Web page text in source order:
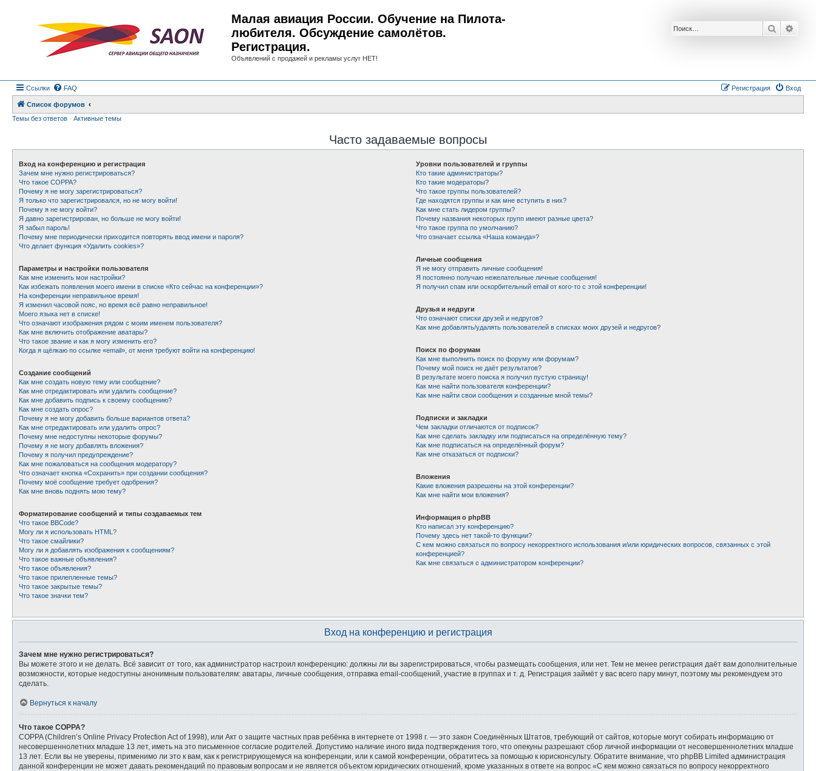
Малая авиация России. Обучение на Пилота-
любителя. Обсуждение самолётов.
Регистрация.
Объявлений с продажей и рекламы услуг НЕТ!
Поиск
Ссылки FAQ Вход
Регистрация
Список форумов
Темы без ответов
Активные темы
Часто задаваемые вопросы
Вход на конференцию и регистрация
Зачем мне нужно регистрироваться?
Что такое COPPA?
Почему я не могу зарегистрироваться?
Я только что зарегистрировался, но не могу войти!
Почему я не могу войти?
Я давно зарегистрирован, но больше не могу войти!
Я забыл пароль!
Почему мне периодически приходится повторять ввод имени и пароля?
Что делает функция «Удалить cookies»?
Параметры и настройки пользователя
Как мне изменить мои настройки?
Как избежать появления моего имени в списке «Кто сейчас на конференции»?
На конференции неправильное время!
Я изменил часовой пояс, но время всё равно неправильное!
Моего языка нет в списке!
Что означают изображения рядом с моим именем пользователя?
Как мне включить отображение аватары?
Что такое звание и как я могу изменить его?
Когда я щёлкаю по ссылке «email», от меня требуют войти на конференцию!
Создание сообщений
Как мне создать новую тему или сообщение?
Как мне отредактировать или удалить сообщение?
Как мне добавить подпись к своему сообщению?
Как мне создать опрос?
Почему я не могу добавить больше вариантов ответа?
Как мне отредактировать или удалить опрос?
Почему мне недоступны некоторые форумы?
Почему я не могу добавлять вложения?
Почему я получил предупреждение?
Как мне пожаловаться на сообщения модератору?
Что означает кнопка «Сохранить» при создании сообщения?
Почему моё сообщение требует одобрения?
Как мне вновь поднять мою тему?
Форматирование сообщений и типы создаваемых тем
Что такое BBCode?
Могу ли я использовать HTML?
Что такое смайлики?
Могу ли я добавлять изображения к сообщениям?
Что такое важные объявления?
Что такое объявления?
Что такое прилепленные темы?
Что такое закрытые темы?
Что такое значки тем?
Уровни пользователей и группы
Кто такие администраторы?
Кто такие модераторы?
Что такое группы пользователей?
Где находятся группы и как мне вступить в них?
Как мне стать лидером группы?
Почему названия некоторых групп имеют разные цвета?
Что такое группа по умолчанию?
Что означает ссылка «Наша команда»?
Личные сообщения
Я не могу отправить личные сообщения!
Я постоянно получаю нежелательные личные сообщения!
Я получил спам или оскорбительный email от кого-то с этой конференции!
Друзья и недруги
Что означают списки друзей и недругов?
Как мне добавлять/удалять пользователей в списках моих друзей и недругов?
Поиск по форумам
Как мне выполнить поиск по форуму или форумам?
Почему мой поиск не даёт результатов?
В результате моего поиска я получил пустую страницу!
Как мне найти пользователя конференции?
Как мне найти свои сообщения и созданные мной темы?
Подписки и закладки
Чем закладки отличаются от подписок?
Как мне сделать закладку или подписаться на определённую тему?
Как мне подписаться на определённый форум?
Как мне отказаться от подписки?
Вложения
Какие вложения разрешены на этой конференции?
Как мне найти мои вложения?
Информация о phpBB
Кто написал эту конференцию?
Почему здесь нет такой-то функции?
С кем можно связаться по вопросу некорректного использования и/или юридических вопросов, связанных с этой
конференцией?
Как мне связаться с администратором конференции?
Вход на конференцию и регистрация
Зачем мне нужно регистрироваться?
Вы можете этого и не делать. Всё зависит от того, как администратор настроил конференцию: должны ли вы зарегистрироваться, чтобы размещать сообщения, или нет. Тем не менее регистрация даёт вам дополнительные
возможности, которые недоступны анонимным пользователям: аватары, личные сообщения, отправка email-сообщений, участие в группах и т. д. Регистрация займёт у вас всего пару минут, поэтому мы рекомендуем это
сделать.
Вернуться к началу
Что такое COPPA?
COPPA (Children’s Online Privacy Protection Act of 1998), или Акт о защите частных прав ребёнка в интернете от 1998 г. — это закон Соединённых Штатов, требующий от сайтов, которые могут собирать информацию от
несовершеннолетних младше 13 лет, иметь на это письменное согласие родителей. Допустимо наличие иного вида подтверждения того, что опекуны разрешают сбор личной информации от несовершеннолетних младше
13 лет. Если вы не уверены, применимо ли это к вам, как к регистрирующемуся на конференции, или к самой конференции, обратитесь за помощью к юрисконсульту. Обратите внимание, что phpBB Limited администрация
данной конференции не может давать рекомендаций по правовым вопросам и не является объектом юридических отношений, кроме указанных в ответе на вопрос «С кем можно связаться по вопросу некорректного